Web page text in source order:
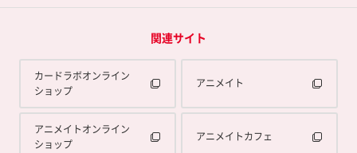
関連サイト
カードラボオンライン
ショップ
アニメイト
アニメイトオンライン
ショップ
アニメイトカフェ